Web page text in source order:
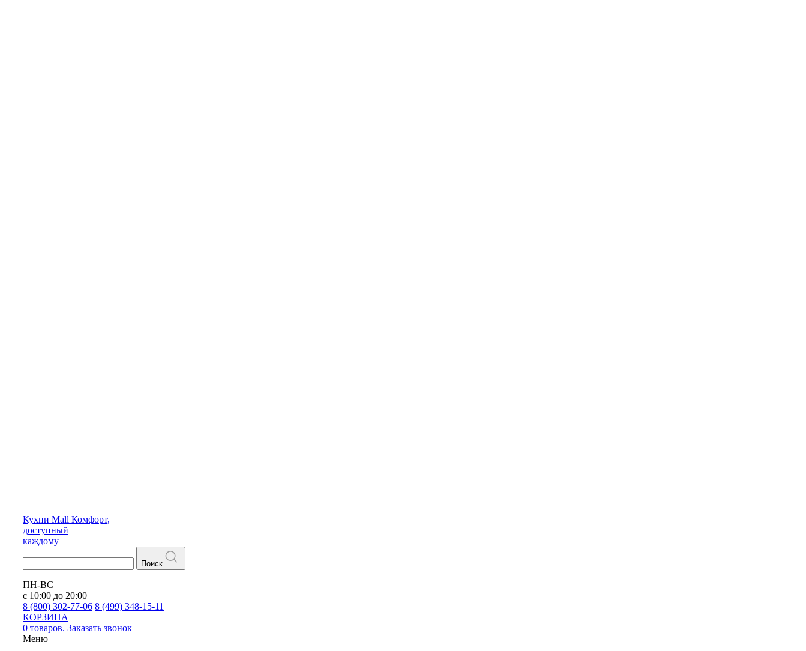
Кухни Mall Комфорт,
доступный
каждому
Поиск
ПН-ВС
с 10:00 до 20:00
8 (800) 302-77-06 8 (499) 348-15-11
КОРЗИНА
0 товаров. Заказать звонок
Меню